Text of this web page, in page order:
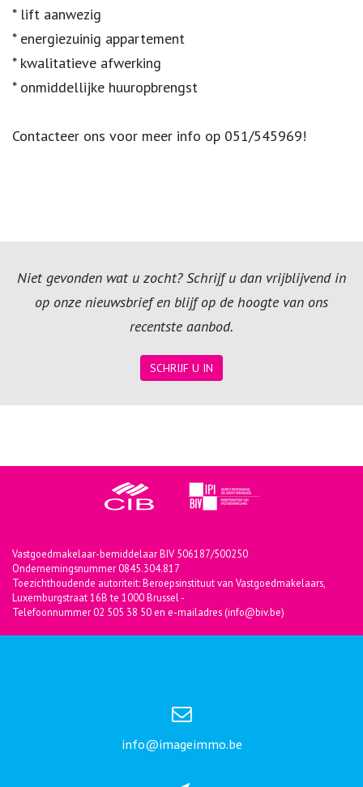
* lift aanwezig
* energiezuinig appartement
* kwalitatieve afwerking
* onmiddellijke huuropbrengst
Contacteer ons voor meer info op 051/545969!
Niet gevonden wat u zocht? Schrijf u dan vrijblijvend in
op onze nieuwsbrief en blijf op de hoogte van ons
recentste aanbod.
SCHRIJF U IN
Vastgoedmakelaar-bemiddelaar BIV 506187/500250
Ondernemingsnummer 0845.304.817
Toezichthoudende autoriteit: Beroepsinstituut van Vastgoedmakelaars,
Luxemburgstraat 16B te 1000 Brussel -
Telefoonnummer 02 505 38 50 en e-mailadres (info@biv.be)
info@imageimmo.be